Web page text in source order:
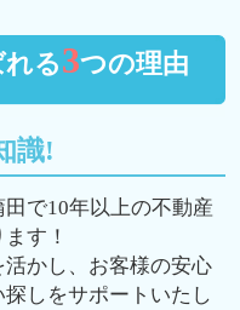
る3つの理由
識!
田で10年以上の不動産
す！
活かし、お客様の安心
探しをサポートいたし